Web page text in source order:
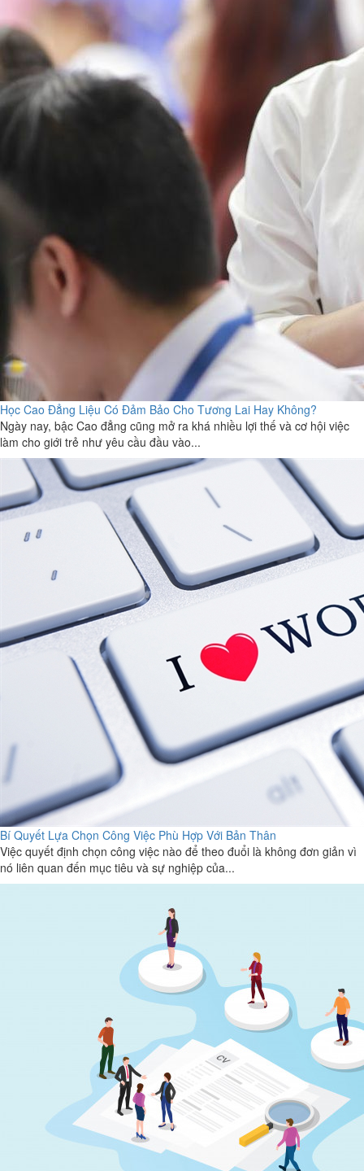
Học Cao Đẳng Liệu Có Đảm Bảo Cho Tương Lai Hay Không?
Ngày nay, bậc Cao đẳng cũng mở ra khá nhiều lợi thế và cơ hội việc
làm cho giới trẻ như yêu cầu đầu vào...
Bí Quyết Lựa Chọn Công Việc Phù Hợp Với Bản Thân
Việc quyết định chọn công việc nào để theo đuổi là không đơn giản vì
nó liên quan đến mục tiêu và sự nghiệp của...